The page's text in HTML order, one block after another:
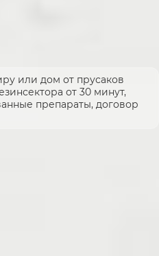
или дом от прусаков
от 30 минут,
препараты, договор